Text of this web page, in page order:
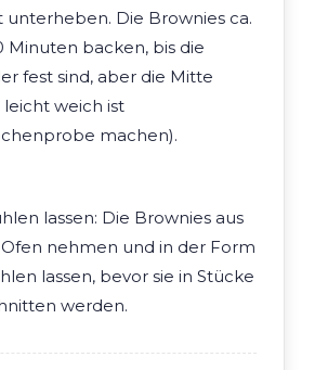
unterheben. Die Brownies ca.
Minuten backen, bis die
fest sind, aber die Mitte
leicht weich ist
machen).
lassen: Die Brownies aus
nehmen und in der Form
lassen, bevor sie in Stücke
werden.